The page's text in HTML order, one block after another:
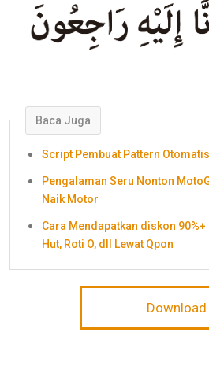
Baca Juga
Script Pembuat Pattern
Pengalaman Seru Nonton
Naik Motor
Cara Mendapatkan diskon 90%+
Hut, Roti O, dll Lewat Qpon
Download